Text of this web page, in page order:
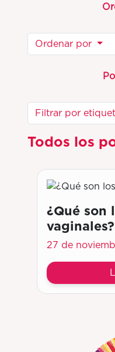
Ordenar por
Filtrar por
Todos los
¿Qué son
vaginales?
27 de